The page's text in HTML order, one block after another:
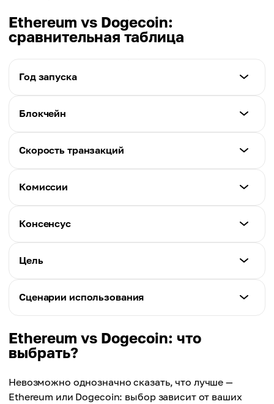
Ethereum vs Dogecoin:
сравнительная таблица
Год запуска
Ethereum
Dogecoin
Блокчейн
Ethereum
Dogecoin
Скорость транзакций
Ethereum
Dogecoin
Комиссии
Ethereum
Dogecoin
Консенсус
Ethereum
Dogecoin
Цель
Ethereum
Dogecoin
«Весёлая» мем-монета
Сценарии использования
DeFi, NFT, DAO, токенизация, DEX, стейкинг
Микроплатежи, чаевые, донаты, трейдинг
Ethereum vs Dogecoin: что
выбрать?
Невозможно однозначно сказать, что лучше —
Ethereum или Dogecoin: выбор зависит от ваших